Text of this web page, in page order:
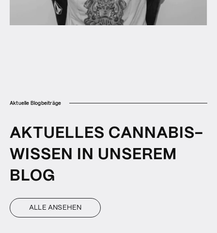
Aktuelle Blogbeiträge
AKTUELLES CANNABIS-
WISSEN IN UNSEREM
BLOG
ALLE ANSEHEN